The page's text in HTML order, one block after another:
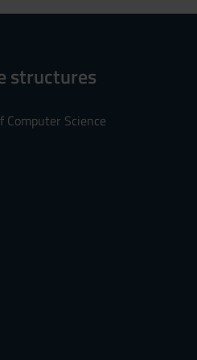
structures
Computer Science